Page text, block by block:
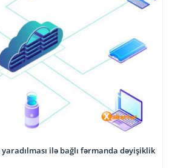
ilə bağlı fərmanda dəyişiklik